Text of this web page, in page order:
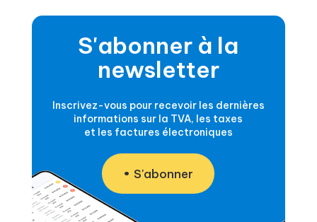
S'abonner à la
newsletter
Inscrivez-vous pour recevoir les dernières
informations sur la TVA, les taxes
et les factures électroniques
S'abonner